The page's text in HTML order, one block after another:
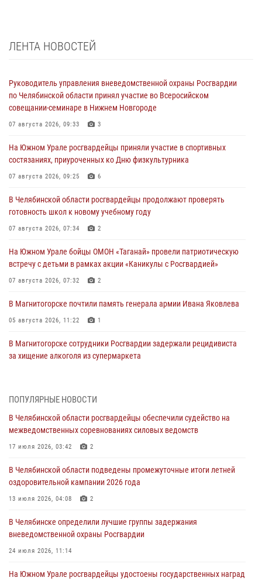
ЛЕНТА НОВОСТЕЙ
Руководитель управления вневедомственной охраны Росгвардии
по Челябинской области принял участие во Всеросийском
совещании-семинаре в Нижнем Новгороде
07 августа 2026, 09:33 3
На Южном Урале росгвардейцы приняли участие в спортивных
состязаниях, приуроченных ко Дню физкультурника
07 августа 2026, 09:25 6
В Челябинской области росгвардейцы продолжают проверять
готовность школ к новому учебному году
07 августа 2026, 07:34 2
На Южном Урале бойцы ОМОН «Таганай» провели патриотическую
встречу с детьми в рамках акции «Каникулы с Росгвардией»
07 августа 2026, 07:32 2
В Магнитогорске почтили память генерала армии Ивана Яковлева
05 августа 2026, 11:22 1
В Магнитогорске сотрудники Росгвардии задержали рецидивиста
за хищение алкоголя из супермаркета
На Южном Урале спецназ Росгвардии провел военно-полевые
Росгвардейцы задержали трёх магазинных воров в Челябинске
На Южном Урале сотрудники Росгвардии задержали
подозреваемого в совершении убийства
В Челябинской области росгвардейцами по горячим следам
задержан подозреваемый в грабеже
ПОПУЛЯРНЫЕ НОВОСТИ
В Челябинской области росгвардейцы обеспечили судейство на
межведомственных соревнованиях силовых ведомств
17 июля 2026, 03:42 2
В Челябинской области подведены промежуточные итоги летней
оздоровительной кампании 2026 года
13 июля 2026, 04:08 2
В Челябинске определили лучшие группы задержания
вневедомственной охраны Росгвардии
24 июля 2026, 11:14
На Южном Урале росгвардейцы удостоены государственных наград